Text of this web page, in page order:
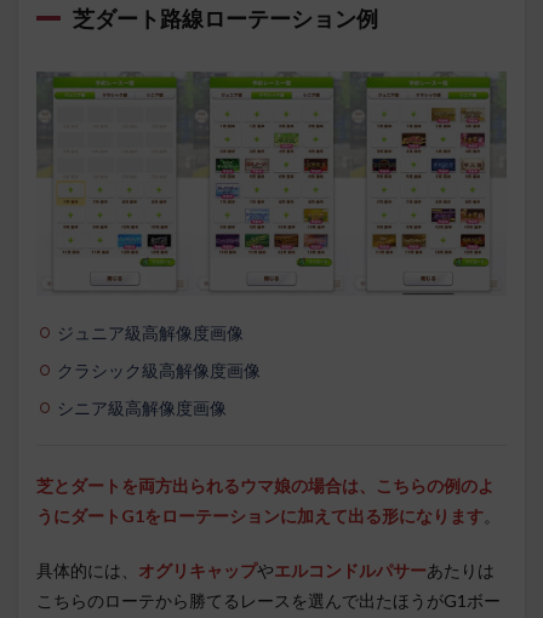
芝ダート路線ローテーション例
ジュニア級高解像度画像
クラシック級高解像度画像
シニア級高解像度画像
芝とダートを両方出られるウマ娘の場合は、こちらの例のよ
うにダートG1をローテーションに加えて出る形になります。
具体的には、 オグリキャップやエルコンドルパサーあたりは
こちらのローテから勝てるレースを選んで出たほうがG1ボー